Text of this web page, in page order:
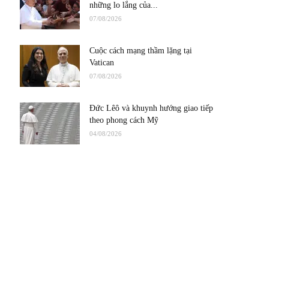
những lo lắng của...
07/08/2026
Cuộc cách mạng thầm lặng tại
Vatican
07/08/2026
Đức Lêô và khuynh hướng giao tiếp
theo phong cách Mỹ
04/08/2026